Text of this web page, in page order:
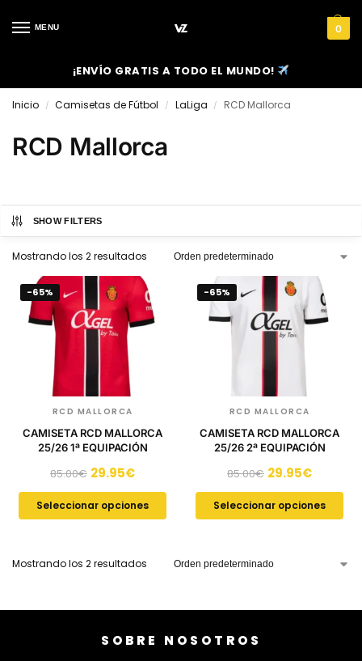
MENU 0
¡ENVÍO GRATIS A TODO EL MUNDO!
Inicio / Camisetas de Fútbol / LaLiga / RCD Mallorca
RCD Mallorca
SHOW FILTERS
Mostrando los 2 resultados
-65%
RCD MALLORCA
CAMISETA RCD MALLORCA
25/26 1ª EQUIPACIÓN
85.00€ 29.95€
Seleccionar opciones
-65%
RCD MALLORCA
CAMISETA RCD MALLORCA
25/26 2ª EQUIPACIÓN
85.00€ 29.95€
Seleccionar opciones
Mostrando los 2 resultados
SOBRE NOSOTROS